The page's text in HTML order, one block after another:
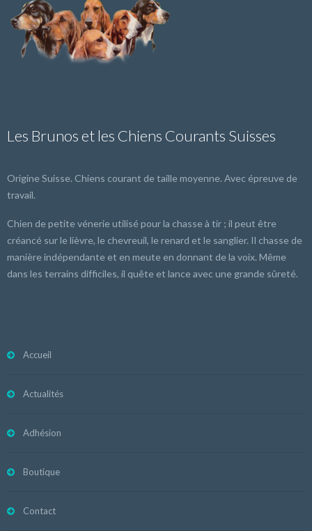
Les Brunos et les Chiens Courants Suisses
Origine Suisse. Chiens courant de taille moyenne. Avec épreuve de
travail.
Chien de petite vénerie utilisé pour la chasse à tir ; il peut être
créancé sur le lièvre, le chevreuil, le renard et le sanglier. Il chasse de
manière indépendante et en meute en donnant de la voix. Même
dans les terrains difficiles, il quête et lance avec une grande sûreté.
Accueil
Actualités
Adhésion
Boutique
Contact